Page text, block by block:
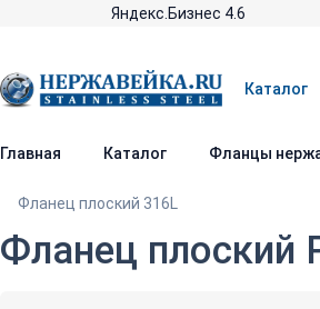
Яндекс.Бизнес 4.6
Каталог
Главная Каталог Фланцы
Фланец плоский 316L
Фланец плоский